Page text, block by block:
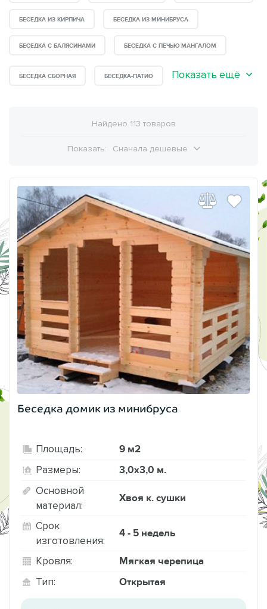
БЕСЕДКА ИЗ КИРПИЧА БЕСЕДКА ИЗ МИНИБРУСА
БЕСЕДКА С БАЛЯСИНАМИ БЕСЕДКА С ПЕЧЬЮ МАНГАЛОМ
БЕСЕДКА СБОРНАЯ БЕСЕДКА-ПАТИО Показать ещё
Найдено 113 товаров
Показать: Сначала дешевые
Беседка домик из минибруса
Площадь: 9 м2
Размеры: 3,0х3,0 м.
Основной
материал:
Хвоя к. сушки
Срок
изготовления:
4 - 5 недель
Кровля: Мягкая черепица
Тип: Открытая